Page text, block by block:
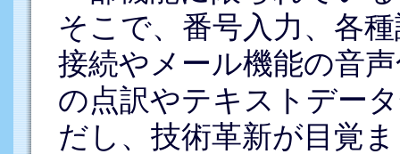
そこで、番号入力、各
接続やメール機能の音
の点訳やテキストデー
だし、技術革新が目覚